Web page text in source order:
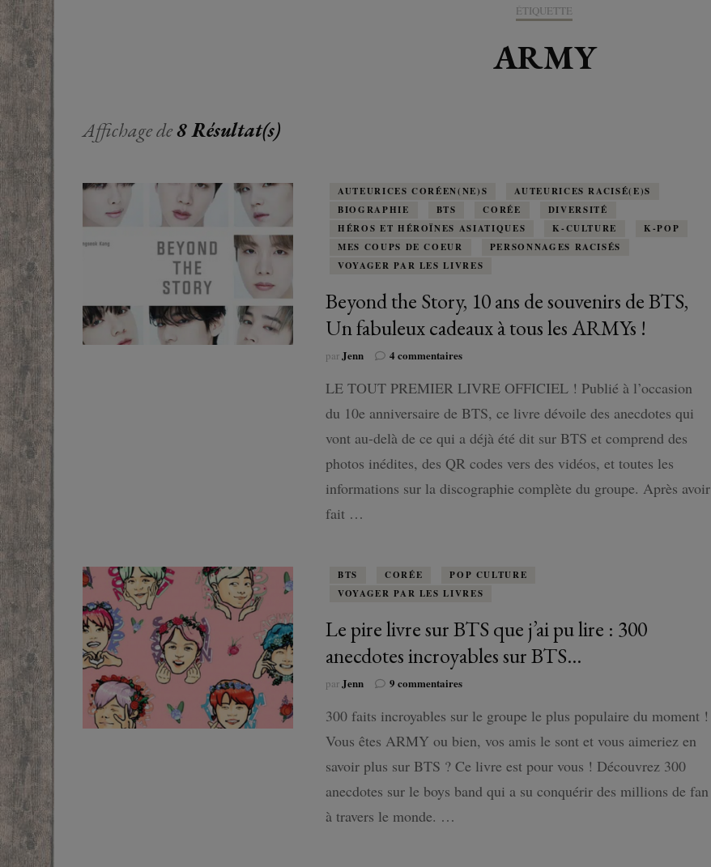
ESOTÉRISME /
HISTOIRE
BIOGRAPHIE
TÉMOIGNAGES
POLAR
DRAME / ROMANCE
TRANCHE DE VIE
HORREUR
SHÔNEN
CORÉE
INDE
ALLEMAGNE
AUTRICHE
ESPAGNE
FINLANDE
ISLANDE
PAYS-BAS
IRAK
ÉTIQUETTE
ARMY
Affichage de8 Résultat(s)
AUTEURICES CORÉEN(NE)S
AUTEURICES RACISÉ(E)S
BIOGRAPHIE
BTS CORÉE
DIVERSITÉ
HÉROS ET HÉROÏNES ASIATIQUES
K-CULTURE
K-POP
MES COUPS DE COEUR
PERSONNAGES RACISÉS
VOYAGER PAR LES LIVRES
Beyond the Story, 10 ans de souvenirs de BTS,
Un fabuleux cadeaux à tous les ARMYs !
parJenn 4 commentairessur
the
10
ans
souvenirs
de
BTS,
tous
les
!
LE TOUT PREMIER LIVRE OFFICIEL ! Publié à l’occasion
du 10e anniversaire de BTS, ce livre dévoile des anecdotes qui
vont au-delà de ce qui a déjà été dit sur BTS et comprend des
photos inédites, des QR codes vers des vidéos, et toutes les
informations sur la discographie complète du groupe. Après avoir
fait …
BTS CORÉE
POP CULTURE
VOYAGER PAR LES LIVRES
Le pire livre sur BTS que j’ai pu lire : 300
anecdotes incroyables sur BTS…
parJenn 9 commentairessur
pire
sur
BTS
j’ai
300 faits incroyables sur le groupe le plus populaire du moment !
Vous êtes ARMY ou bien, vos amis le sont et vous aimeriez en
savoir plus sur BTS ? Ce livre est pour vous ! Découvrez 300
anecdotes sur le boys band qui a su conquérir des millions de fan
à travers le monde. …